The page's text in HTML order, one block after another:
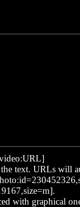
text. URLs will
with graphical